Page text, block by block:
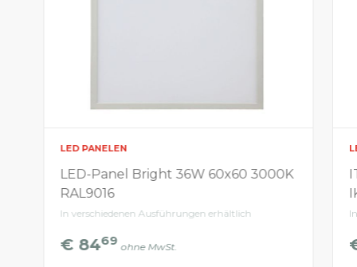
LED PANELEN
LED-Panel Bright 36W 60x60 3000K
RAL9016
In verschiedenen Ausführungen erhältlich
€ 8469 ohne MwSt.